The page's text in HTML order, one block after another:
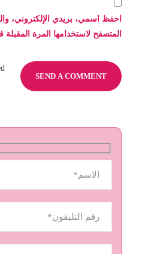
احفظ اسمي، بريدي الإلكتروني،
المتصفح لاستخدامها المرة